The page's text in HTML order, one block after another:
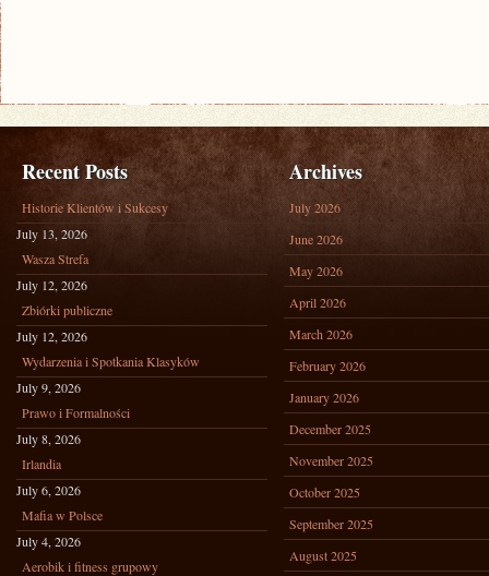
Recent Posts
Historie Klientów i Sukcesy
July 13, 2026
Wasza Strefa
July 12, 2026
Zbiórki publiczne
July 12, 2026
Wydarzenia i Spotkania Klasyków
July 9, 2026
Prawo i Formalności
July 8, 2026
Irlandia
July 6, 2026
Mafia w Polsce
July 4, 2026
Aerobik i fitness grupowy
Archives
July 2026
June 2026
May 2026
April 2026
March 2026
February 2026
January 2026
December 2025
November 2025
October 2025
September 2025
August 2025